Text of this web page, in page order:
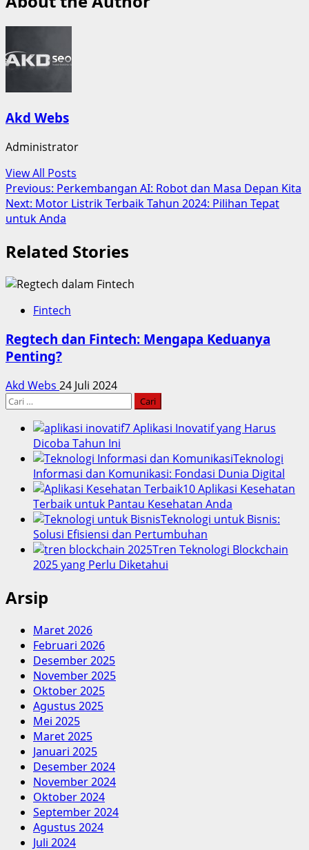
Akd Webs
Administrator
View All Posts
Post
navigation
Previous: Perkembangan AI: Robot dan Masa Depan Kita
Next: Motor Listrik Terbaik Tahun 2024: Pilihan Tepat
untuk Anda
Related Stories
Fintech
Regtech dan Fintech: Mengapa Keduanya
Penting?
Akd Webs 24 Juli 2024
Cari
7 Aplikasi Inovatif yang Harus
Dicoba Tahun Ini
Teknologi
Informasi dan Komunikasi: Fondasi Dunia Digital
10 Aplikasi Kesehatan
Terbaik untuk Pantau Kesehatan Anda
Teknologi untuk Bisnis:
Solusi Efisiensi dan Pertumbuhan
Tren Teknologi Blockchain
2025 yang Perlu Diketahui
Arsip
Maret 2026
Februari 2026
Desember 2025
November 2025
Oktober 2025
Agustus 2025
Mei 2025
Maret 2025
Januari 2025
Desember 2024
November 2024
Oktober 2024
September 2024
Agustus 2024
Juli 2024